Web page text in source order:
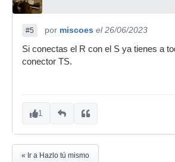
#5 por miscoes el 26/06/2023
Si conectas el R con el S ya tienes a
conector TS.
1
« Ir a Hazlo tú mismo